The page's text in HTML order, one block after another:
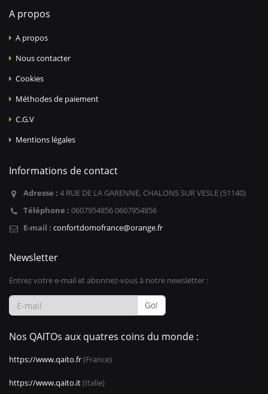
A propos
A propos
Nous contacter
Cookies
Méthodes de paiement
C.G.V
Mentions légales
Informations de contact
Adresse : 4 RUE DE LA GARENNE, CHALONS SUR VESLE (51140)
Téléphone : 0607954856 0607954856
E-mail : confortdomofrance@orange.fr
Newsletter
Entrez votre e-mail et abonnez-vous à notre newsletter :
Go!
Nos QAITOs aux quatres coins du monde :
https://www.qaito.fr(France)
https://www.qaito.it(Italie)